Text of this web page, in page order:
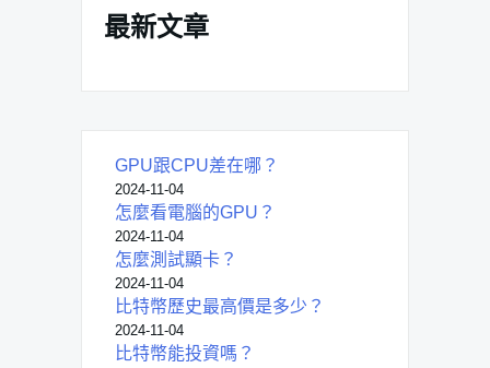
最新文章
GPU跟CPU差在哪？
2024-11-04
怎麼看電腦的GPU？
2024-11-04
怎麼測試顯卡？
2024-11-04
比特幣歷史最高價是多少？
2024-11-04
比特幣能投資嗎？